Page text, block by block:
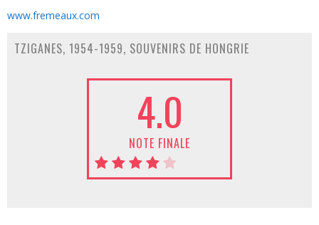
www.fremeaux.com
TZIGANES, 1954-1959, SOUVENIRS DE HONGRIE
4.0
NOTE FINALE